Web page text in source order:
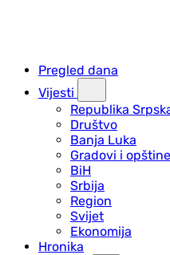
Pregled dana
Vijesti
Republika
Društvo
Banja Luka
Gradovi i opštine
BiH
Srbija
Region
Svijet
Ekonomija
Hronika